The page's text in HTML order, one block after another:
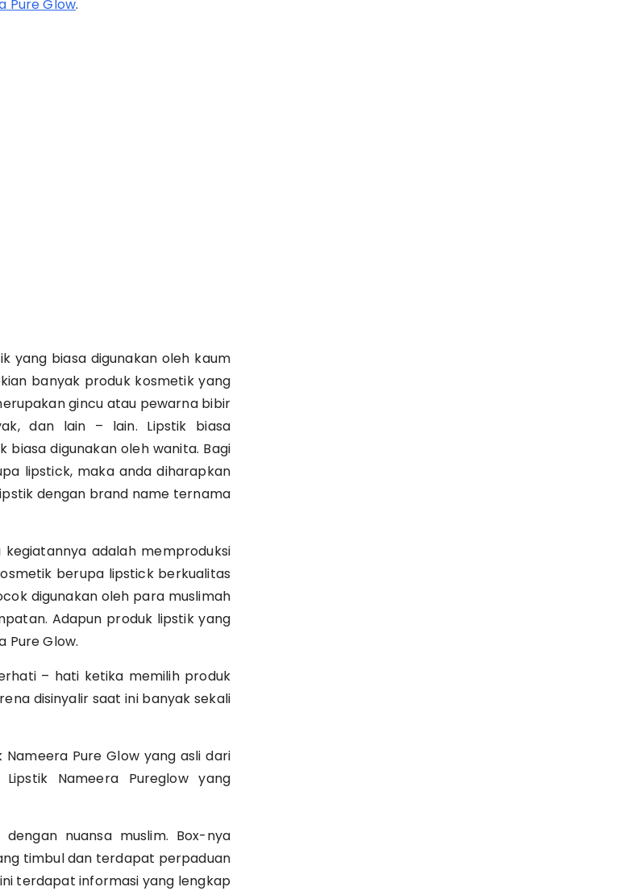
Pure Glow.
yang biasa digunakan oleh kaum
banyak produk kosmetik yang
gincu atau pewarna bibir
dan lain – lain. Lipstik biasa
digunakan oleh wanita. Bagi
lipstick, maka anda diharapkan
dengan brand name ternama
adalah memproduksi
berupa lipstick berkualitas
digunakan oleh para muslimah
Adapun produk lipstik yang
Pure Glow.
– hati ketika memilih produk
disinyalir saat ini banyak sekali
Pure Glow yang asli dari
Nameera Pureglow yang
nuansa muslim. Box-nya
timbul dan terdapat perpaduan
terdapat informasi yang lengkap